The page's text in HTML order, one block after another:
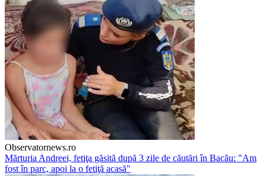
Observatornews.ro
Mărturia Andreei, fetiţa găsită după 3 zile de căutări în Bacău: "Am
fost în parc, apoi la o fetiţă acasă"